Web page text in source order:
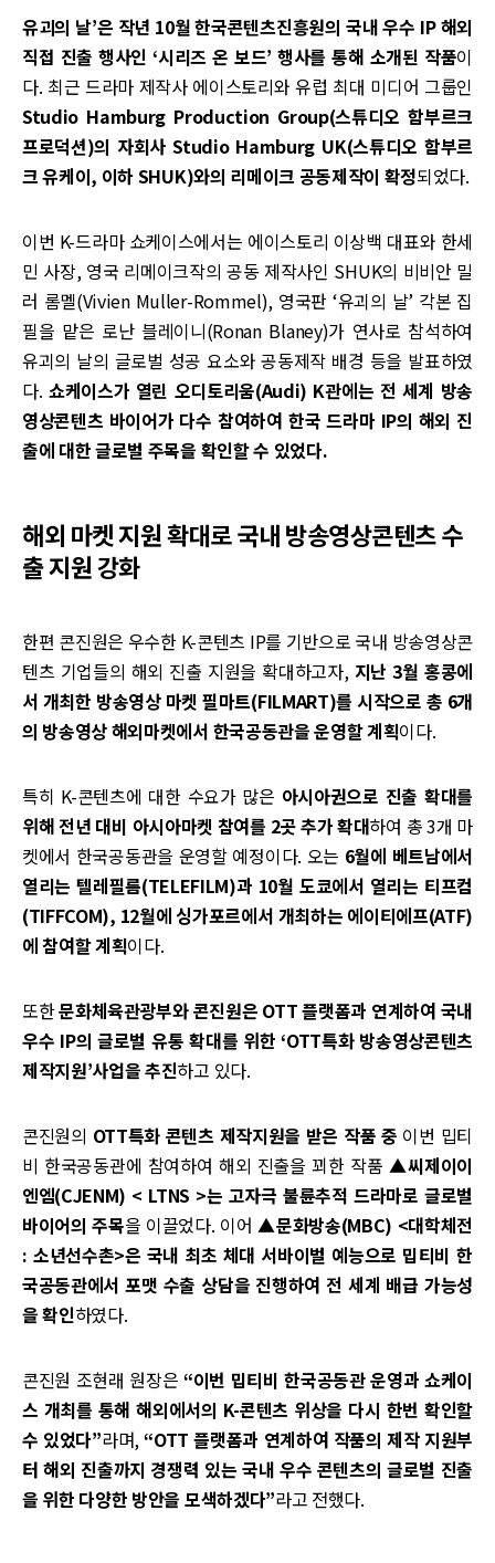
유괴의 날’은 작년 10월 한국콘텐츠진흥원의 국내 우수 IP 해외
직접 진출 행사인 ‘시리즈 온 보드’ 행사를 통해 소개된 작품이
다. 최근 드라마 제작사 에이스토리와 유럽 최대 미디어 그룹인
Studio Hamburg Production Group(스튜디오 함부르크
프로덕션)의 자회사 Studio Hamburg UK(스튜디오 함부르
크 유케이, 이하 SHUK)와의 리메이크 공동제작이 확정되었다.
이번 K-드라마 쇼케이스에서는 에이스토리 이상백 대표와 한세
민 사장, 영국 리메이크작의 공동 제작사인 SHUK의 비비안 밀
러 롬멜(Vivien Muller-Rommel), 영국판 ‘유괴의 날’ 각본 집
필을 맡은 로난 블레이니(Ronan Blaney)가 연사로 참석하여
유괴의 날의 글로벌 성공 요소와 공동제작 배경 등을 발표하였
다. 쇼케이스가 열린 오디토리움(Audi) K관에는 전 세계 방송
영상콘텐츠 바이어가 다수 참여하여 한국 드라마 IP의 해외 진
출에 대한 글로벌 주목을 확인할 수 있었다.
해외 마켓 지원 확대로 국내 방송영상콘텐츠 수
출 지원 강화
한편 콘진원은 우수한 K-콘텐츠 IP를 기반으로 국내 방송영상콘
텐츠 기업들의 해외 진출 지원을 확대하고자, 지난 3월 홍콩에
서 개최한 방송영상 마켓 필마트(FILMART)를 시작으로 총 6개
의 방송영상 해외마켓에서 한국공동관을 운영할 계획이다.
특히 K-콘텐츠에 대한 수요가 많은 아시아권으로 진출 확대를
위해 전년 대비 아시아마켓 참여를 2곳 추가 확대하여 총 3개 마
켓에서 한국공동관을 운영할 예정이다. 오는 6월에 베트남에서
열리는 텔레필름(TELEFILM)과 10월 도쿄에서 열리는 티프컴
(TIFFCOM), 12월에 싱가포르에서 개최하는 에이티에프(ATF)
에 참여할 계획이다.
또한문화체육관광부와 콘진원은 OTT 플랫폼과 연계하여 국내
우수 IP의 글로벌 유통 확대를 위한 ‘OTT특화 방송영상콘텐츠
제작지원’사업을 추진하고 있다.
콘진원의 OTT특화 콘텐츠 제작지원을 받은 작품 중 이번 밉티
비 한국공동관에 참여하여 해외 진출을 꾀한 작품 ▲씨제이이
엔엠(CJENM) < LTNS >는 고자극 불륜추적 드라마로 글로벌
바이어의 주목을 이끌었다. 이어▲문화방송(MBC) <대학체전
: 소년선수촌>은 국내 최초 체대 서바이벌 예능으로 밉티비 한
국공동관에서 포맷 수출 상담을 진행하여 전 세계 배급 가능성
을 확인하였다.
콘진원 조현래 원장은 “이번 밉티비 한국공동관 운영과 쇼케이
스 개최를 통해 해외에서의 K-콘텐츠 위상을 다시 한번 확인할
수 있었다”라며,“OTT 플랫폼과 연계하여 작품의 제작 지원부
터 해외 진출까지 경쟁력 있는 국내 우수 콘텐츠의 글로벌 진출
을 위한 다양한 방안을 모색하겠다”라고 전했다.